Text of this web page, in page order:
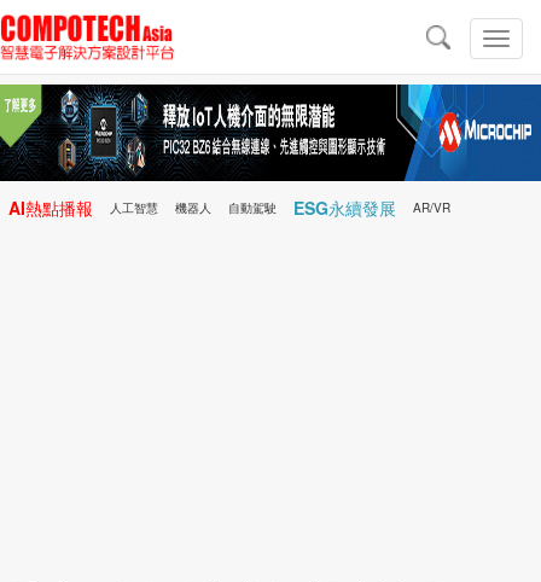
切
換
導
導
航
AI熱點播報 人工智慧 機器人 自動駕駛 ESG永續發展 AR/VR